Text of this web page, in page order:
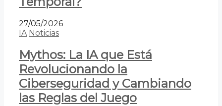
27/05/2026
IA Noticias
Mythos: La IA que Está
Revolucionando la
Ciberseguridad y Cambiando
las Reglas del Juego